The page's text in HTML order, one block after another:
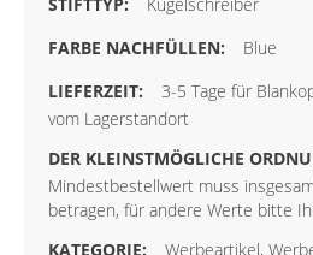
Blue
3-5 Tage für
vom Lagerstandort
Mindestbestellwert muss
betragen, für andere Werte bitte
Werbeartikel,